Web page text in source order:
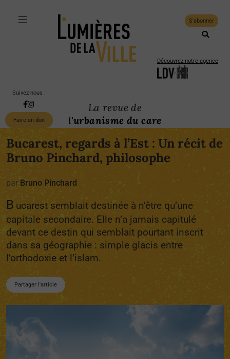
S'abonner
Découvrez notre agence
Suivez-nous :
Faire un don
La revue de
l'urbanisme du care
Bucarest, regards à l’Est : Un récit de
Bruno Pinchard, philosophe
par Bruno Pinchard
B ucarest semblait destinée à n’être qu’une
capitale secondaire. Elle n’a jamais capitulé
devant ce destin qui semblait pourtant inscrit
dans sa géographie : simple glacis entre
l’orthodoxie et l’islam.
Partager l'article